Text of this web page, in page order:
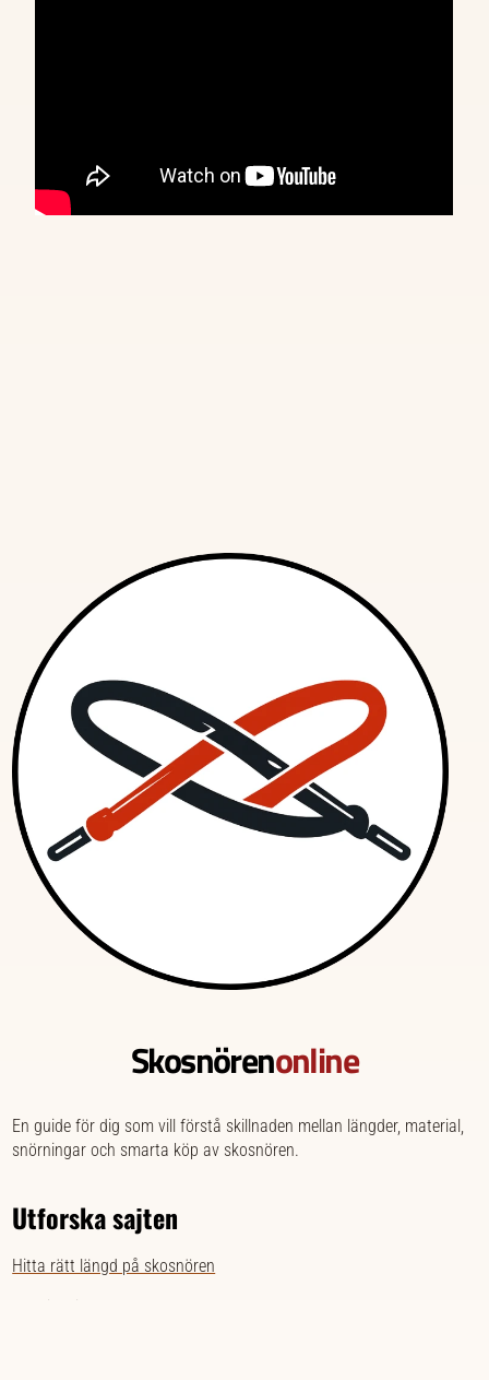
Skosnörenonline
En guide för dig som vill förstå skillnaden mellan längder, material,
snörningar och smarta köp av skosnören.
Utforska sajten
Hitta rätt längd på skosnören
Lär dig olika sätt att knyta